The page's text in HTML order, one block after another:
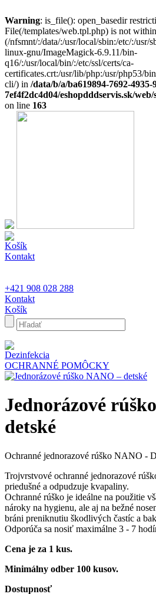
Warning: is_file(): open_basedir
File(/templates/web.tpl.php) is not
(/nfsmnt/:/data/:/usr/local/sbin:/etc/:/usr/
linux-gnu/ImageMagick-6.9.11/bin-
q16/:/usr/local/bin/:/etc/ssl/certs/ca-
certificates.crt:/usr/lib/php:/usr/php53/
cli/) in /data/b/a/ba619894-7692-4935-
7ef4f2dc4d04/eshopdddservis.sk/
on line 163
Košík
Kontakt
+421 908 028 288
Kontakt
Košík
Dezinfekcia
OCHRANNÉ POMÔCKY
Jednorázové
detské
Ochranné jednorazové rúško NANO -
Trojvrstvové ochranné jednorazové
priedušné a odpudzuje kvapaliny.
Ochranné rúško je ideálne na použitie
nároky na hygienu, ale aj na bežné
bráni preniknutiu škodlivých častíc a
Odporúča sa nosiť maximálne 3 - 7
Cena je za 1 kus.
Minimálny odber 100 kusov.
Dostupnosť